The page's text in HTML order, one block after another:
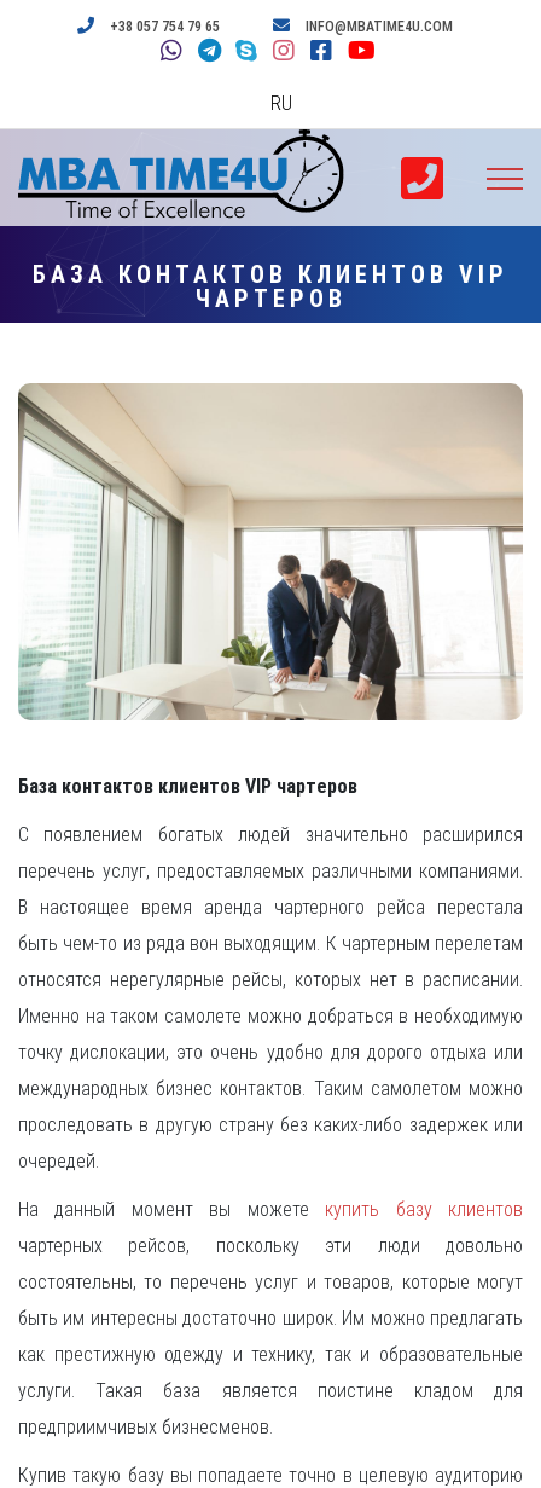
+38 057 754 79 65 INFO@MBATIME4U.COM
RU
БАЗА КОНТАКТОВ КЛИЕНТОВ VIP
ЧАРТЕРОВ
База контактов клиентов VIP чартеров
C появлением богатых людей значительно расширился
перечень услуг, предоставляемых различными компаниями.
В настоящее время аренда чартерного рейса перестала
быть чем-то из ряда вон выходящим. К чартерным перелетам
относятся нерегулярные рейсы, которых нет в расписании.
Именно на таком самолете можно добраться в необходимую
точку дислокации, это очень удобно для дорого отдыха или
международных бизнес контактов. Таким самолетом можно
проследовать в другую страну без каких-либо задержек или
очередей.
На данный момент вы можете купить базу клиентов
чартерных рейсов, поскольку эти люди довольно
состоятельны, то перечень услуг и товаров, которые могут
быть им интересны достаточно широк. Им можно предлагать
как престижную одежду и технику, так и образовательные
услуги. Такая база является поистине кладом для
предприимчивых бизнесменов.
Купив такую базу вы попадаете точно в целевую аудиторию